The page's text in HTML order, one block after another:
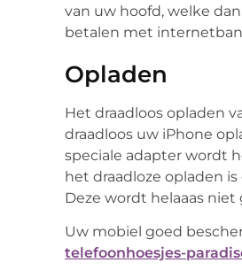
van uw hoofd, welke
betalen met
Opladen
Het draadloos opladen
draadloos uw iPhone
speciale adapter wordt
het draadloze opladen
Deze wordt helaaas niet
Uw mobiel goed
telefoonhoesjes-